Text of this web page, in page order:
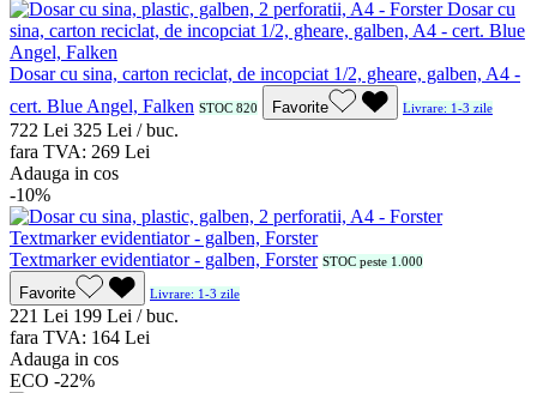
Dosar cu sina, carton reciclat, de incopciat 1/2, gheare, galben, A4 -
cert. Blue Angel, Falken STOC 820 Favorite Livrare: 1-3 zile
722 Lei 325 Lei / buc.
fara TVA: 269 Lei
Adauga in cos
-10%
Textmarker evidentiator - galben, Forster STOC peste 1.000
Favorite Livrare: 1-3 zile
221 Lei 199 Lei / buc.
fara TVA: 164 Lei
Adauga in cos
ECO -22%